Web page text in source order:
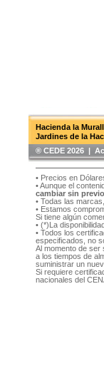
Hacienda la
Jardines de la
®️ CEDE 2026 |
• Precios en
• Aunque el
cambiar sin
• Todas las
• Estamos
Si tiene algún
• (*)La
• Todos los
especificados, no
Al momento de ser
a los tiempos de
suministrar un
Si requiere
nacionales del